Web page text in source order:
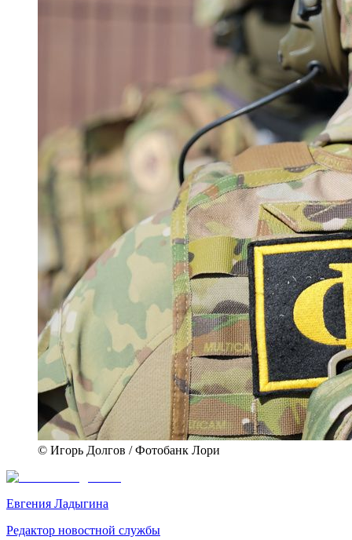
© Игорь Долгов / Фотобанк Лори
Евгения Ладыгина
Редактор новостной службы